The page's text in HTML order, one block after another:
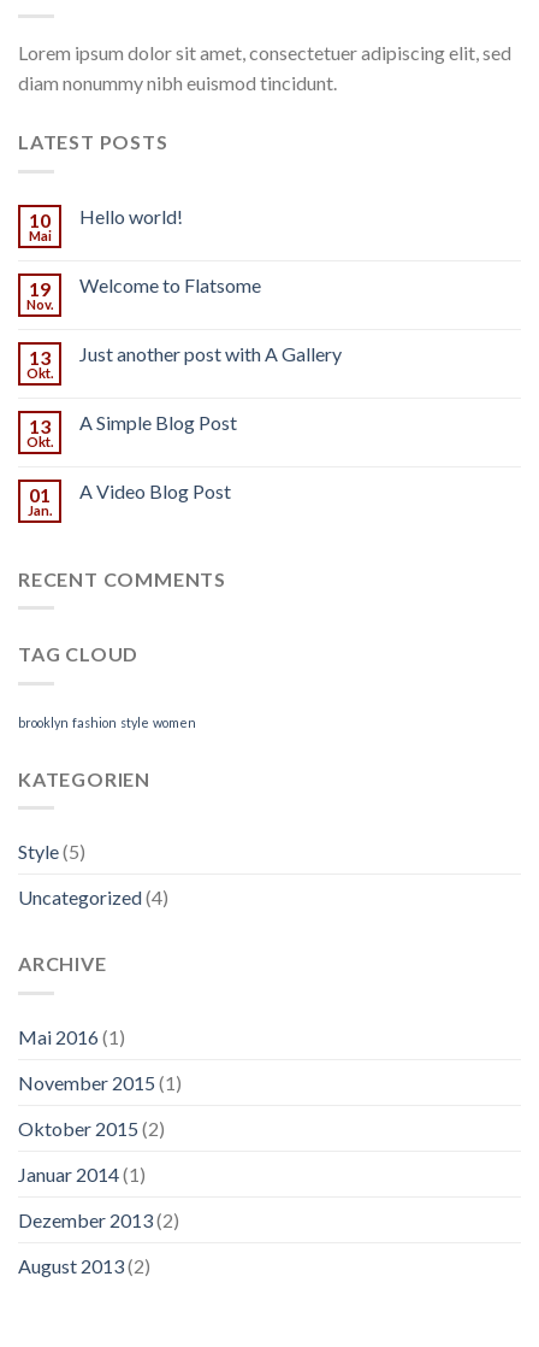
Lorem ipsum dolor sit amet, consectetuer adipiscing elit, sed
diam nonummy nibh euismod tincidunt.
LATEST POSTS
10
Mai
Hello world!
19
Nov.
Welcome to Flatsome
13
Okt.
Just another post with A Gallery
13
Okt.
A Simple Blog Post
01
Jan.
A Video Blog Post
RECENT COMMENTS
TAG CLOUD
brooklyn fashion style women
KATEGORIEN
Style(5)
Uncategorized(4)
ARCHIVE
Mai 2016(1)
November 2015 (1)
Oktober 2015 (2)
Januar 2014(1)
Dezember 2013(2)
August 2013(2)